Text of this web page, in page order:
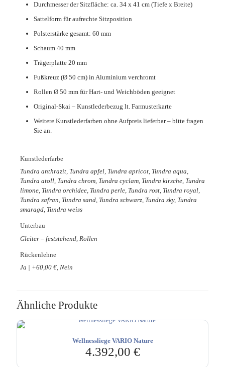
Durchmesser der Sitzfläche: ca. 34 x 41 cm (Tiefe x Breite)
Sattelform für aufrechte Sitzposition
Polsterstärke gesamt: 60 mm
Schaum 40 mm
Trägerplatte 20 mm
Fußkreuz (Ø 50 cm) in Aluminium verchromt
Rollen Ø 50 mm für Hart- und Weichböden geeignet
Original-Skai – Kunstlederbezug lt. Farmusterkarte
Weitere Kunstlederfarben ohne Aufpreis lieferbar – bitte fragen
Sie an.
Kunstlederfarbe
Tundra anthrazit, Tundra apfel, Tundra apricot, Tundra aqua,
Tundra atoll, Tundra chrom, Tundra cyclam, Tundra kirsche, Tundra
limone, Tundra orchidee, Tundra perle, Tundra rost, Tundra royal,
Tundra safran, Tundra sand, Tundra schwarz, Tundra sky, Tundra
smaragd, Tundra weiss
Unterbau
Gleiter – feststehend, Rollen
Rückenlehne
Ja | +60,00 €, Nein
Ähnliche Produkte
Wellnessliege VARIO Nature
4.392,00 €